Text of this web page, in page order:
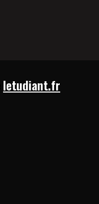
letudiant.fr